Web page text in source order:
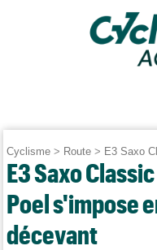
Cyclisme > Route > E3 Saxo
E3 Saxo
Poel s'impose
décevant